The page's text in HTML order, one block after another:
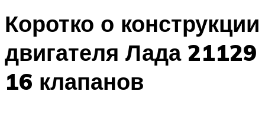
Коротко о конструкции
двигателя Лада 21129
16 клапанов